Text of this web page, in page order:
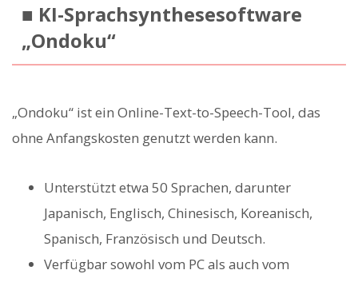
■ KI-Sprachsynthesesoftware
„Ondoku“
„Ondoku“ ist ein Online-Text-to-Speech-Tool, das
ohne Anfangskosten genutzt werden kann.
Unterstützt etwa 50 Sprachen, darunter
Japanisch, Englisch, Chinesisch, Koreanisch,
Spanisch, Französisch und Deutsch.
Verfügbar sowohl vom PC als auch vom